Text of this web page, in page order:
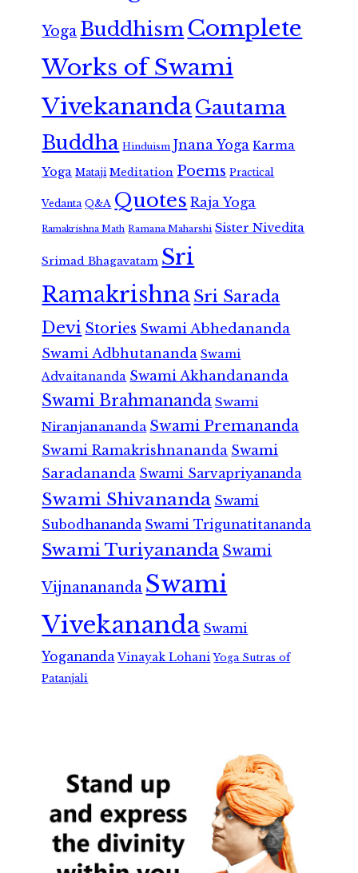
Yoga Buddhism Complete
Works of Swami
VivekanandaGautama
Buddha Hinduism Jnana Yoga Karma
Yoga Mataji Meditation Poems Practical
Vedanta Q&A Quotes Raja Yoga
Ramakrishna Math Ramana Maharshi Sister Nivedita
Srimad Bhagavatam Sri
RamakrishnaSri Sarada
Devi Stories Swami Abhedananda
Swami Adbhutananda Swami
Advaitananda Swami Akhandananda
Swami Brahmananda Swami
Niranjanananda Swami Premananda
Swami Ramakrishnananda Swami
Saradananda Swami Sarvapriyananda
Swami Shivananda Swami
Subodhananda Swami Trigunatitananda
Swami Turiyananda Swami
Vijnanananda Swami
Vivekananda Swami
Yogananda Vinayak Lohani Yoga Sutras of
Patanjali